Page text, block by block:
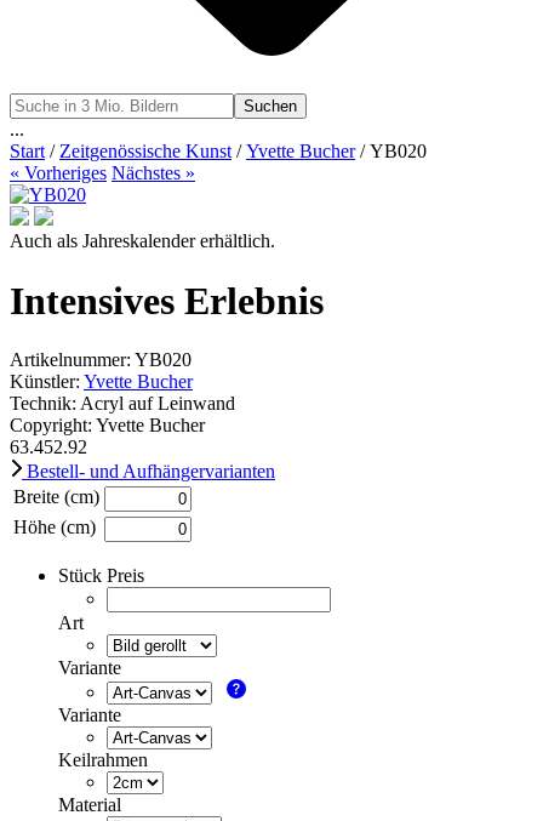
Suchen
...
Start/Zeitgenössische Kunst/Yvette Bucher/ YB020
« Vorheriges Nächstes »
Auch als Jahreskalender erhältlich.
Intensives Erlebnis
Artikelnummer: YB020
Künstler: Yvette Bucher
Technik: Acryl auf Leinwand
Copyright: Yvette Bucher
63.452.92
Bestell- und Aufhängervarianten
Breite (cm)
Höhe (cm)
Stück Preis
Art
Variante
Variante
Keilrahmen
Material